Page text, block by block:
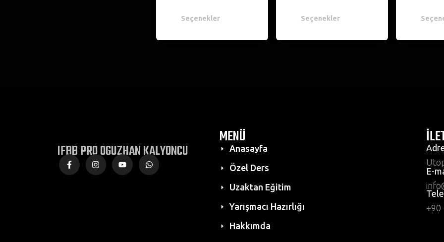
Seçenekler Seçenekler
IFBB PRO OGUZHAN KALYONCU
MENÜ
Anasayfa
Özel Ders
Uzaktan Eğitim
Yarışmacı Hazırlığı
Hakkımda
E-
+90